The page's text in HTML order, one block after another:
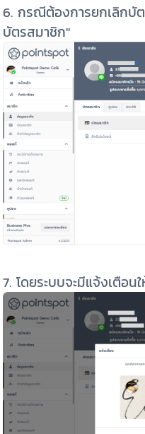
6. กรณีต้องการยกเลิกบั
บัตรสมาชิก"
7. โดยระบบจะมีแจ้งเตือ